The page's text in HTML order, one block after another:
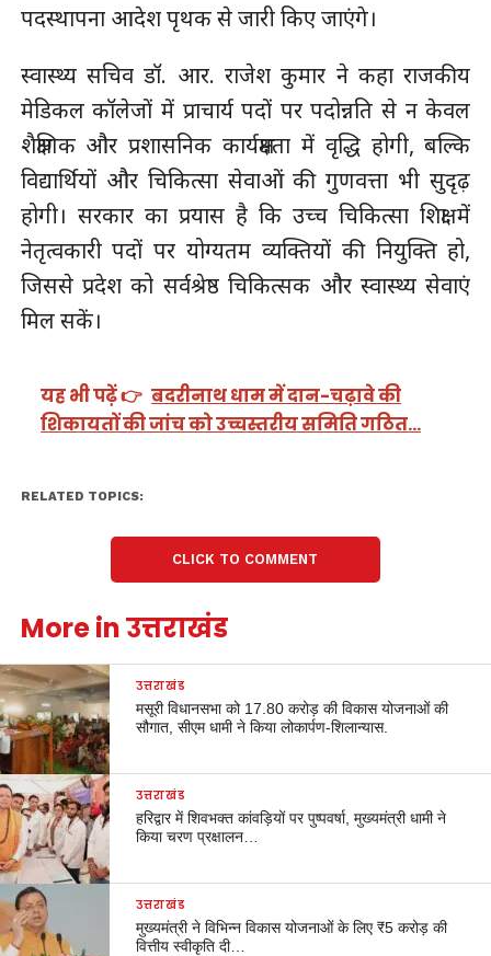
पदस्थापना आदेश पृथक से जारी किए जाएंगे।
स्वास्थ्य सचिव डॉ. आर. राजेश कुमार ने कहा राजकीय
मेडिकल कॉलेजों में प्राचार्य पदों पर पदोन्नति से न केवल
शैक्षणिक और प्रशासनिक कार्यक्षमता में वृद्धि होगी, बल्कि
विद्यार्थियों और चिकित्सा सेवाओं की गुणवत्ता भी सुदृढ़
होगी। सरकार का प्रयास है कि उच्च चिकित्सा शिक्षा में
नेतृत्वकारी पदों पर योग्यतम व्यक्तियों की नियुक्ति हो,
जिससे प्रदेश को सर्वश्रेष्ठ चिकित्सक और स्वास्थ्य सेवाएं
मिल सकें।
यह भी पढ़ें 👉 बदरीनाथ धाम में दान-चढ़ावे की
शिकायतों की जांच को उच्चस्तरीय समिति गठित…
RELATED TOPICS:
CLICK TO COMMENT
More in उत्तराखंड
उत्तराखंड
मसूरी विधानसभा को 17.80 करोड़ की विकास योजनाओं की
सौगात, सीएम धामी ने किया लोकार्पण-शिलान्यास.
उत्तराखंड
हरिद्वार में शिवभक्त कांवड़ियों पर पुष्पवर्षा, मुख्यमंत्री धामी ने
किया चरण प्रक्षालन…
उत्तराखंड
मुख्यमंत्री ने विभिन्न विकास योजनाओं के लिए ₹5 करोड़ की
वित्तीय स्वीकृति दी…